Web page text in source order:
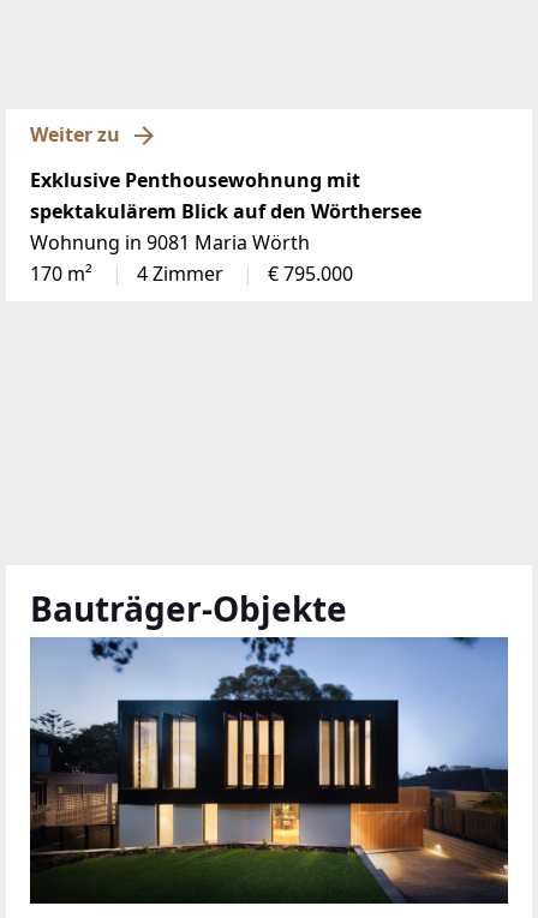
Weiter zu
Exklusive Penthousewohnung mit
spektakulärem Blick auf den Wörthersee
Wohnung in 9081 Maria Wörth
170 m²
4 Zimmer € 795.000
Bauträger-Objekte